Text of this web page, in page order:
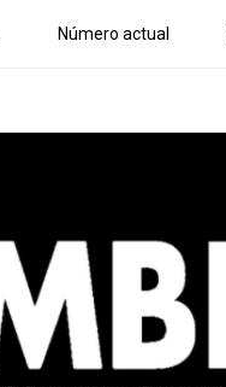
Número actual